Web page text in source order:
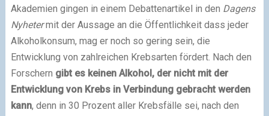
Akademien gingen in einem Debattenartikel in den Dagens
Nyhetermit der Aussage an die Öffentlichkeit dass jeder
Alkoholkonsum, mag er noch so gering sein, die
Entwicklung von zahlreichen Krebsarten fördert. Nach den
Forschern gibt es keinen Alkohol, der nicht mit der
Entwicklung von Krebs in Verbindung gebracht werden
kann, denn in 30 Prozent aller Krebsfälle sei, nach den